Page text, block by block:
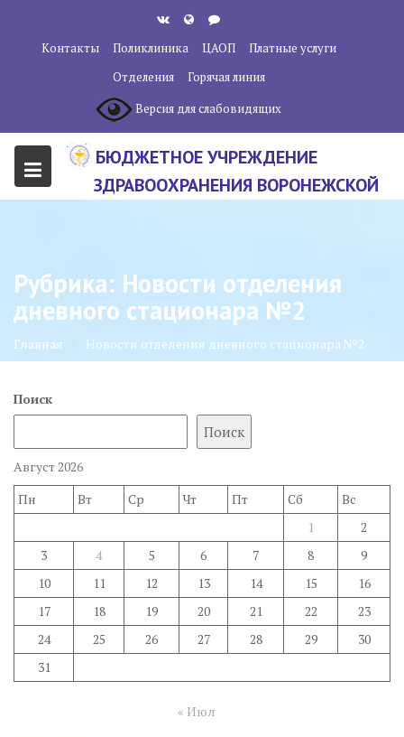
содержанию
Контакты Поликлиника ЦАОП
Платные услуги
Отделения
Горячая линия
Версия для слабовидящих
БЮДЖЕТНОЕ УЧРЕЖДЕНИЕ
ЗДРАВООХРАНЕНИЯ ВОРОНЕЖСКОЙ
КЛИНИЧЕСКИЙ ОНКОЛОГИЧЕСКИЙ
ЦЕНТР"
Рубрика: Новости отделения
дневного стационара №2
Главная Новости отделения дневного стационара №2
Поиск
Поиск
Август 2026
Пн
Вт Ср Чт Пт Сб
Вс
1
2
3
4 5 6 7 8
9
10
11 12 13 14 15
16
17
18 19 20 21 22
23
24
25 26 27 28 29
30
31
« Июл